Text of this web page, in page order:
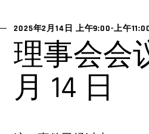
2025年2月14日 上午9:00-上午
理事会会
月 14 日